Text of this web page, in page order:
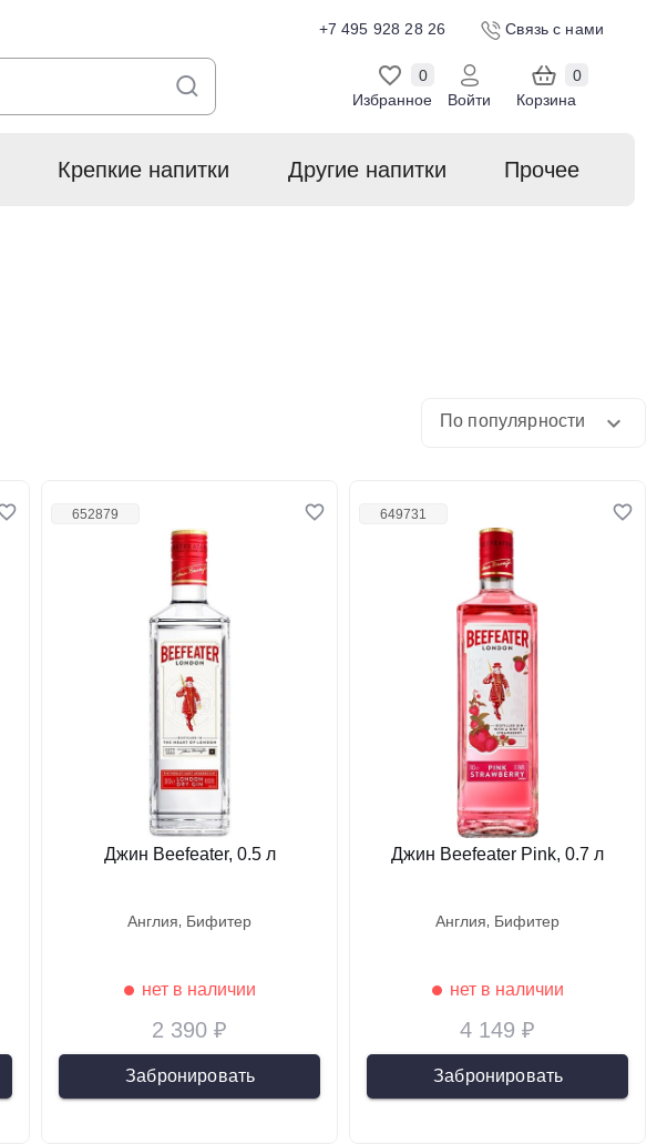
+7 495 928 28 26 Связь с нами
Избранное
0
Войти
Корзина
0
Крепкие напитки Другие напитки Прочее
По популярности
652879
2 390 ₽
Джин Beefeater, 0.5 л
англия бифитер
Забронировать
нет в наличии
649731
4 149 ₽
Джин Beefeater Pink, 0.7 л
англия бифитер
Забронировать
нет в наличии